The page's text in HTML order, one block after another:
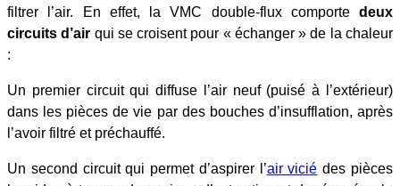
filtrer l’air. En effet, la VMC double-flux comporte deux
circuits d’air qui se croisent pour « échanger » de la chaleur
:
Un premier circuit qui diffuse l’air neuf (puisé à l’extérieur)
dans les pièces de vie par des bouches d’insufflation, après
l’avoir filtré et préchauffé.
Un second circuit qui permet d’aspirer l’air vicié des pièces